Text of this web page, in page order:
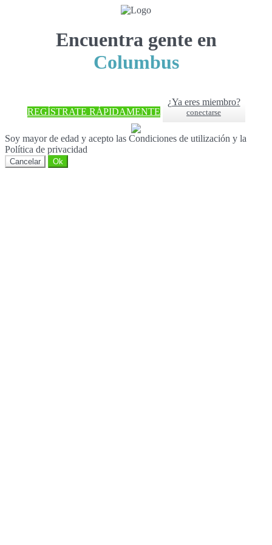
Encuentra gente en
Columbus
REGÍSTRATE RÁPIDAMENTE
¿Ya eres miembro?
conectarse
Soy mayor de edad y acepto las Condiciones de utilización y la
Política de privacidad
Cancelar Ok